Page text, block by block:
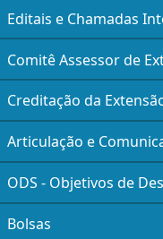
Editais e Chamadas
Comitê Assessor de
Creditação da
Articulação e
ODS - Objetivos de
Bolsas